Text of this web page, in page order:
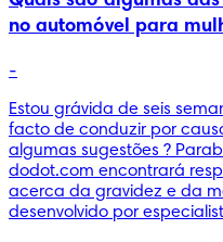
no automóvel para
-
Estou grávida de seis
facto de conduzir por
algumas sugestões ?
dodot.com encontrará
acerca da gravidez e da
desenvolvido por